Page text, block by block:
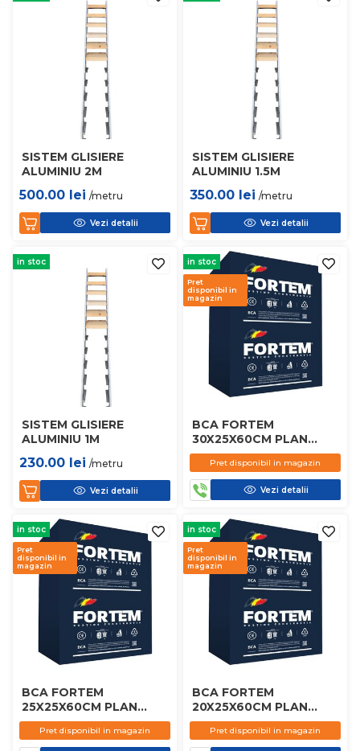
SISTEM GLISIERE
ALUMINIU 2M
500.00 lei /metru
Vezi detalii
SISTEM GLISIERE
ALUMINIU 1.5M
350.00 lei /metru
Vezi detalii
in stoc
SISTEM GLISIERE
ALUMINIU 1M
230.00 lei /metru
Vezi detalii
in stoc
Pret
disponibil in
magazin
BCA FORTEM
30X25X60CM PLAN
D450
Pret disponibil in magazin
Vezi detalii
in stoc
Pret
disponibil in
magazin
BCA FORTEM
25X25X60CM PLAN
D450
Pret disponibil in magazin
in stoc
Pret
disponibil in
magazin
BCA FORTEM
20X25X60CM PLAN
D450
Pret disponibil in magazin